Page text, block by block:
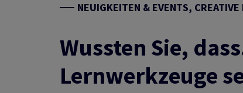
Recyclingpapiere
Spezialitäten
Gestrichene und
Ungestrichene Papiere
Umweltfreundliche
Papierprodukte
NEUIGKEITEN & EVENTS, CREATIVE
Wussten Sie,
Lernwerkzeuge